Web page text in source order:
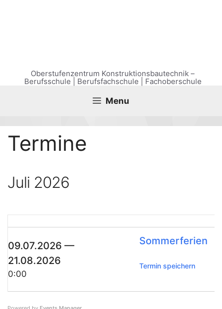
Oberstufenzentrum Konstruktionsbautechnik –
Berufsschule | Berufsfachschule | Fachoberschule
Menu
Ter­mi­ne
Juli 2026
09.07.2026 —
21.08.2026
0:00
Som­mer­fe­ri­en
Ter­min speichern